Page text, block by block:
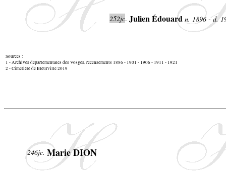
252jc. Julien Édouard n. 1896 - d.
Sources :
1 - Archives départementales des Vosges, recensements 1886 - 1901 - 1906 - 1911 - 1921
2 - Cimetière de Bleurville 2019
246jc. Marie DION